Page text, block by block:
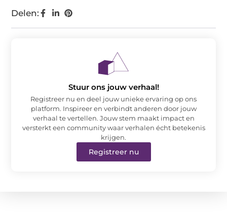
Delen:
Stuur ons jouw verhaal!
Registreer nu en deel jouw unieke ervaring op ons
platform. Inspireer en verbindt anderen door jouw
verhaal te vertellen. Jouw stem maakt impact en
versterkt een community waar verhalen écht betekenis
krijgen.
Registreer nu